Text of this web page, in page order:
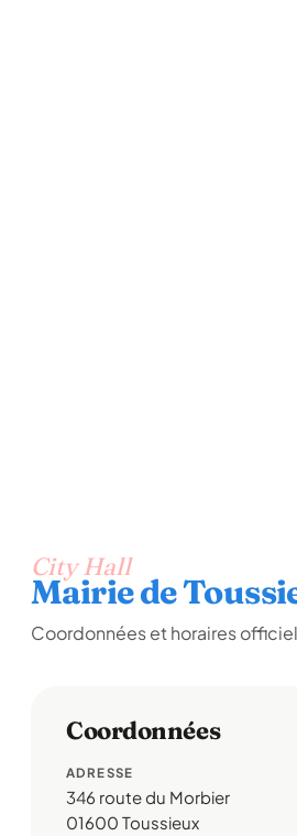
City Hall
Mairie de
Coordonnées et horaires
Coordonnées
ADRESSE
346 route du Morbier
01600 Toussieux